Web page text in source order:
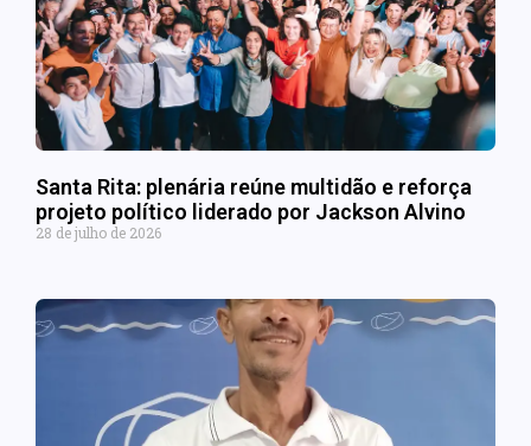
Santa Rita: plenária reúne multidão e reforça
projeto político liderado por Jackson Alvino
28 de julho de 2026